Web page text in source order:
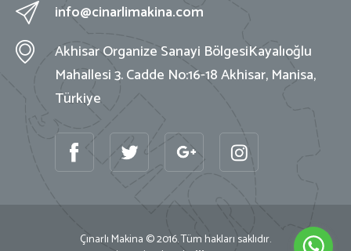
info@cinarlimakina.com
Akhisar Organize Sanayi BölgesiKayalıoğlu
Mahallesi 3. Cadde No:16-18Akhisar, Manisa,
Türkiye
Çınarlı Makina © 2016. Tüm hakları saklıdır.